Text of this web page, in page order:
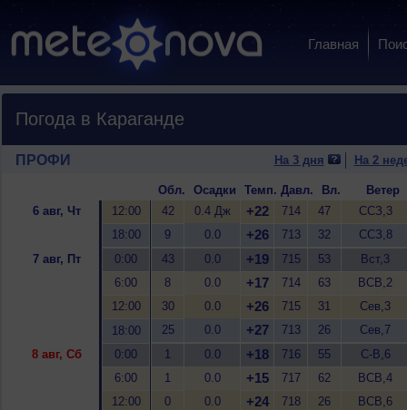
Главная
Погода в Караганде
ПРОФИ На 3 дня На 2
Обл. Осадки Темп. Давл. Вл.
Ветер
6 авг, Чт
12:00 42 0.4 Дж +22 714 47
ССЗ,3
18:00
9 0.0 +26 713 32
ССЗ,8
7 авг, Пт
0:00 43 0.0 +19 715 53
Вст,3
6:00
8 0.0 +17 714 63
ВСВ,2
12:00
30 0.0 +26 715 31
Сев,3
18:00
25 0.0 +27 713 26
Сев,7
8 авг, Сб
0:00 1 0.0 +18 716 55
С-В,6
6:00
1 0.0 +15 717 62
ВСВ,4
12:00
0 0.0 +24 718 26
ВСВ,6